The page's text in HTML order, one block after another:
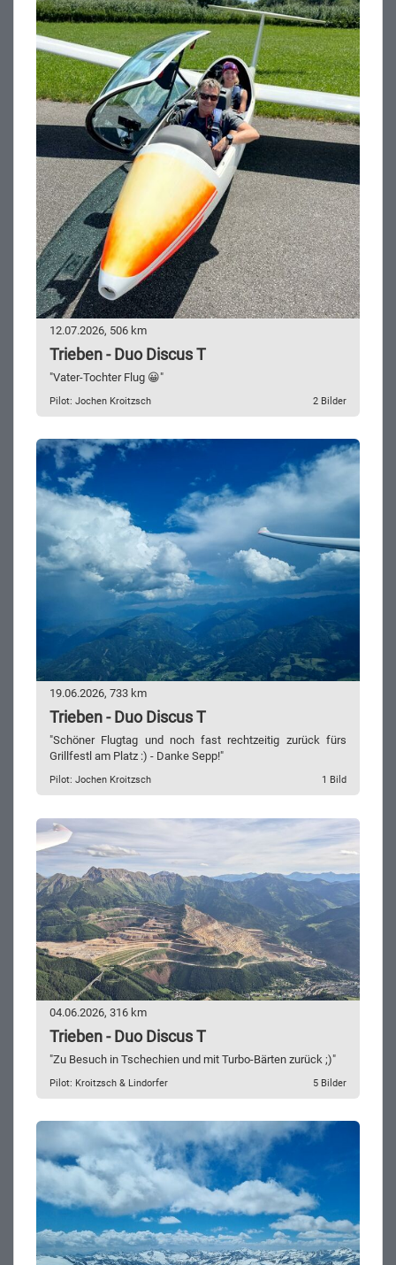
12.07.2026, 506 km
Trieben - Duo Discus T
"Vater-Tochter Flug 😀"
Pilot: Jochen Kroitzsch 2 Bilder
19.06.2026, 733 km
Trieben - Duo Discus T
"Schöner Flugtag und noch fast rechtzeitig zurück fürs
Grillfestl am Platz :) - Danke Sepp!"
Pilot: Jochen Kroitzsch 1 Bild
04.06.2026, 316 km
Trieben - Duo Discus T
"Zu Besuch in Tschechien und mit Turbo-Bärten zurück ;)"
Pilot: Kroitzsch & Lindorfer 5 Bilder